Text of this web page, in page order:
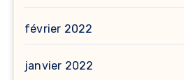
février 2022
janvier 2022